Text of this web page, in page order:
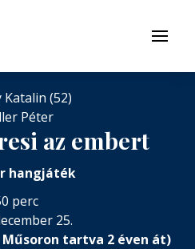
Menü
Katalin (52)
Péter
az embert
hangjáték
perc
25.
tartva 2 éven át)